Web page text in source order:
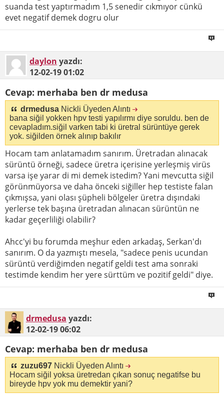
suanda test yaptırmadım 1,5 senedir cıkmıyor cünkü
evet negatif demek dogru olur
daylon yazdı:
12-02-1901:02
Cevap: merhaba ben dr medusa
drmedusa Nickli Üyeden Alıntı
bana siğil yokken hpv testi yapılırmı diye soruldu. ben de
cevapladım.siğil varken tabi ki üretral sürüntüye gerek
yok. siğilden örnek alınıp bakılır
Hocam tam anlatamadım sanırım. Üretradan alınacak
sürüntü örneği, sadece üretra içerisine yerleşmiş virüs
varsa işe yarar di mi demek istedim? Yani mevcutta siğil
görünmüyorsa ve daha önceki siğiller hep testiste falan
çıkmışsa, yani olası şüpheli bölgeler üretra dışındaki
yerlerse tek başına üretradan alınacan sürüntün ne
kadar geçerliliği olabilir?
Ahcc'yi bu forumda meşhur eden arkadaş, Serkan'dı
sanırım. O da yazmıştı mesela, "sadece penis ucundan
sürüntü verdiğimden negatif geldi test ama sonraki
testimde kendim her yere sürttüm ve pozitif geldi" diye.
drmedusa yazdı:
12-02-1906:02
Cevap: merhaba ben dr medusa
zuzu697 Nickli Üyeden Alıntı
Hocam siğil yoksa üretredan çıkan sonuç negatifse bu
bireyde hpv yok mu demektir yani?